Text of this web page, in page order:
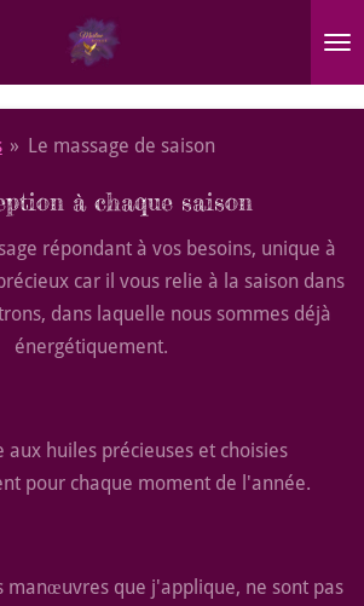
» Le massage de saison
à chaque saison
répondant à vos besoins, unique à
car il vous relie à la saison dans
dans laquelle nous sommes déjà
énergétiquement.
aux huiles précieuses et choisies
pour chaque moment de l'année.
manœuvres que j'applique, ne sont pas